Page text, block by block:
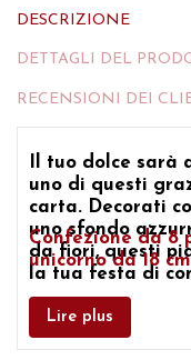
DESCRIZIONE
DETTAGLI DEL
RECENSIONI DEI
Il tuo dolce sarà
uno di questi
carta. Decorati
uno sfondo
da fiori, questi
la tua festa di
familiari per
unicorno!
Confezione da 8
unicornoda 18 cm
Lire plus